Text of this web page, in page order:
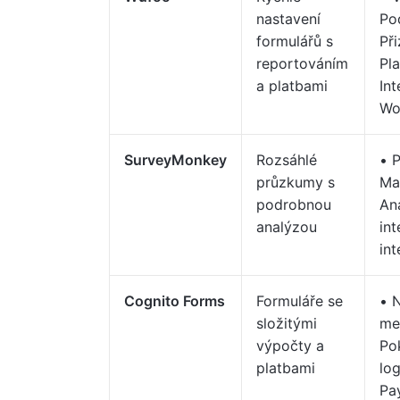
nastavení
formulářů s
reportováním
a platbami
SurveyMonkey
Rozsáhlé
průzkumy s
podrobnou
analýzou
•
Cognito Forms
Formuláře se
složitými
výpočty a
platbami
•